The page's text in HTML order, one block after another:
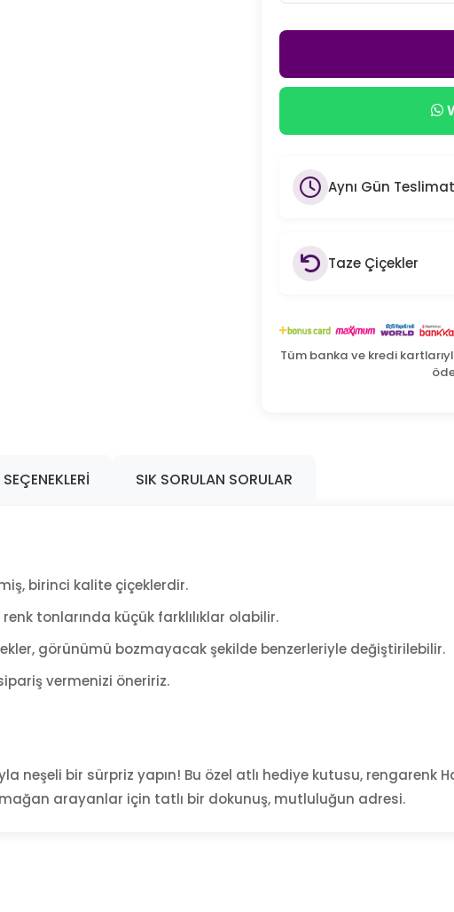
Aynı Gün Teslimat
Taze Çiçekler
Tüm banka ve kredi
SIK SORULAN SORULAR
birinci kalite çiçeklerdir.
tonlarında küçük farklılıklar olabilir.
görünümü bozmayacak şekilde benzerleriyle değiştirilebilir.
vermenizi öneririz.
neşeli bir sürpriz yapın! Bu özel atlı hediye kutusu, rengarenk
arayanlar için tatlı bir dokunuş, mutluluğun adresi.